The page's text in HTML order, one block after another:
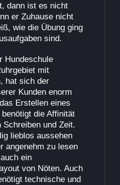
dann ist es nicht
er Zuhause nicht
wie die Übung ging
sind.
Hundeschule
mit
hat sich der
Kunden enorm
Erstellen eines
die Affinität
und Zeit.
lieblos aussehen
angenehm zu lesen
ein
von Nöten. Auch
technische und